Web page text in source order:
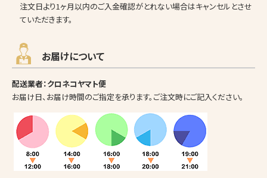
注文日より1ヶ月以内のご入金確認がとれない場合はキャンセルとさせ
ていただきます。
お届けについて
配送業者：クロネコヤマト便
お届け日、お届け時間のご指定を承ります。ご注文時にご記入ください。